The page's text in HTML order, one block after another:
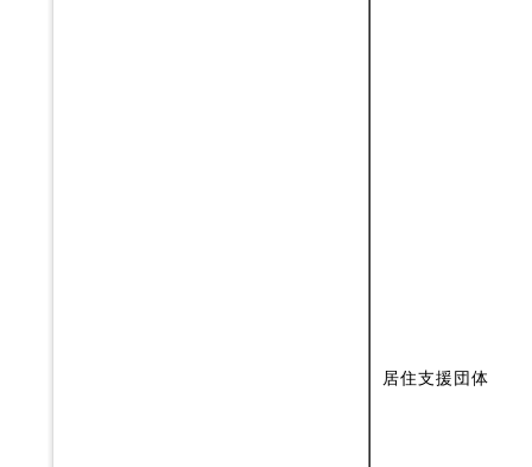
居住支援団体